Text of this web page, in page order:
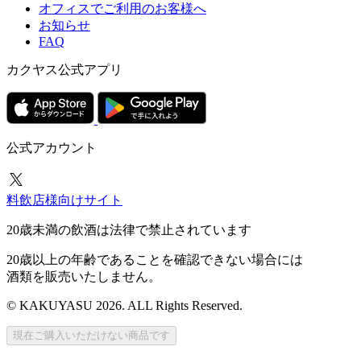
オフィスでご利用のお客様へ
お知らせ
FAQ
カクヤス公式アプリ
公式アカウント
料飲店様向けサイト
20歳未満の飲酒は法律で禁止されています
20歳以上の年齢であることを確認できない場合には
酒類を販売いたしません。
© KAKUYASU 2026. ALL Rights Reserved.
現在ご購入いただけない商品です